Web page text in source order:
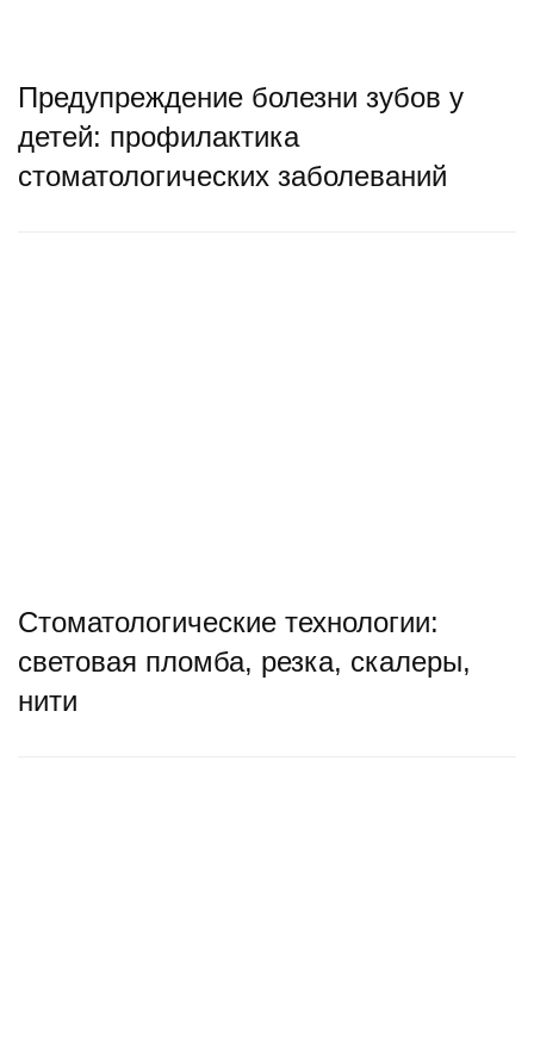
Предупреждение болезни зубов у
детей: профилактика
стоматологических заболеваний
Стоматологические технологии:
световая пломба, резка, скалеры,
нити